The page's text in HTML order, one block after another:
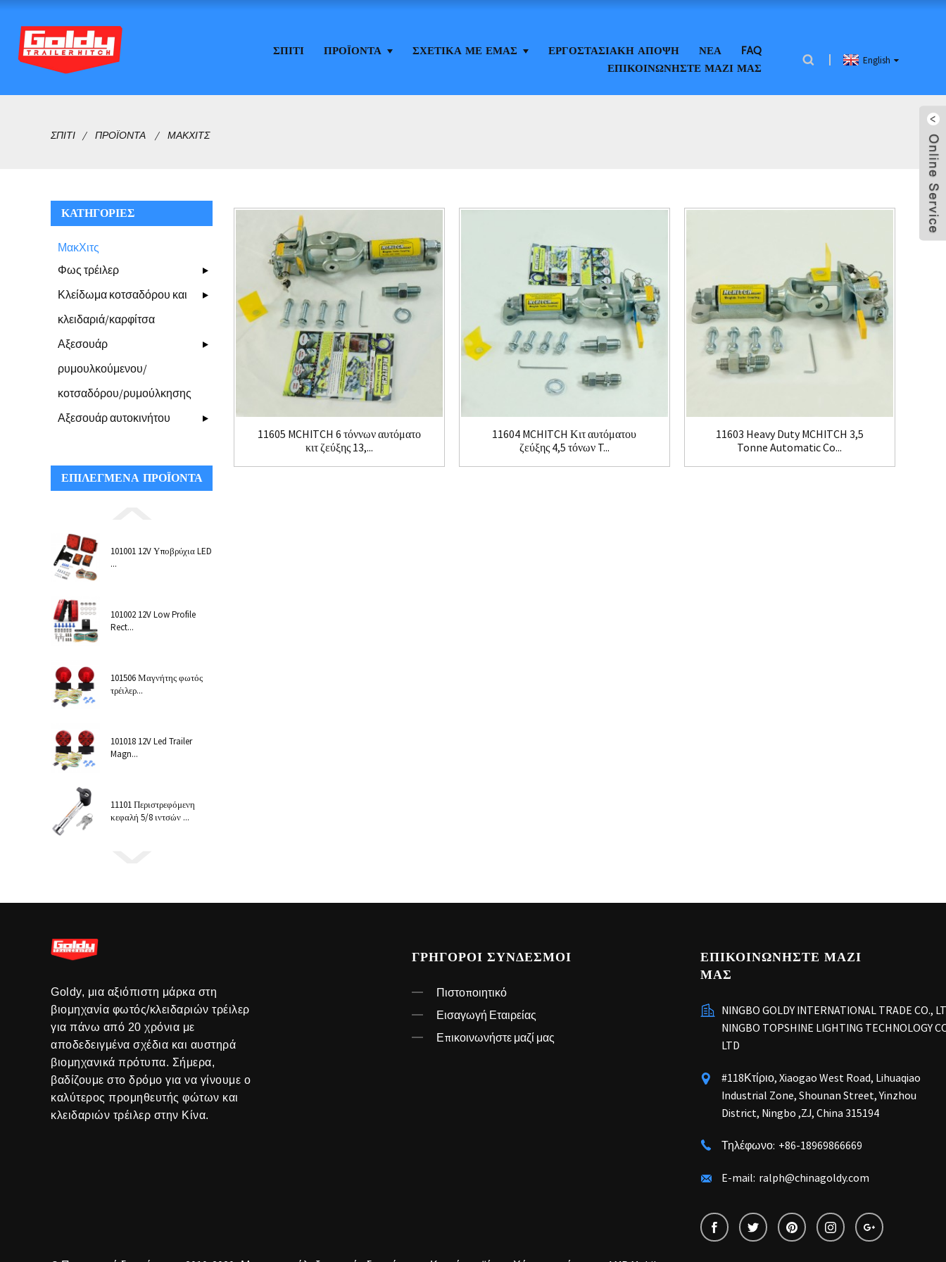
ΣΠΊΤΙ ΠΡΟΪΌΝΤΑ ΣΧΕΤΙΚΆ ΜΕ ΕΜΆΣ ΕΡΓΟΣΤΑΣΙΑΚΉ ΆΠΟΨΗ ΝΈΑ
FAQ
ΕΠΙΚΟΙΝΩΝΉΣΤΕ ΜΑΖΊ ΜΑΣ
English
ΣΠΊΤΙ ΠΡΟΪΌΝΤΑ ΜΑΚΧΙΤΣ
ΚΑΤΗΓΟΡΊΕΣ
ΜακΧιτς
Φως τρέιλερ
Κλείδωμα κοτσαδόρου και
κλειδαριά/καρφίτσα
Αξεσουάρ
ρυμουλκούμενου/
κοτσαδόρου/ρυμούλκησης
Αξεσουάρ αυτοκινήτου
ΕΠΙΛΕΓΜΈΝΑ ΠΡΟΪΌΝΤΑ
101001 12V Υποβρύχια LED
...
101002 12V Low Profile
Rect...
101506 Μαγνήτης φωτός
τρέιλερ...
101018 12V Led Trailer
Magn...
11101 Περιστρεφόμενη
κεφαλή 5/8 ιντσών ...
11605 MCHITCH 6 τόννων αυτόματο
κιτ ζεύξης 13,...
11604 MCHITCH Κιτ αυτόματου
ζεύξης 4,5 τόνων T...
11603 Heavy Duty MCHITCH 3,5
Tonne Automatic Co...
Goldy, μια αξιόπιστη μάρκα στη
βιομηχανία φωτός/κλειδαριών τρέιλερ
για πάνω από 20 χρόνια με
αποδεδειγμένα σχέδια και αυστηρά
βιομηχανικά πρότυπα. Σήμερα,
βαδίζουμε στο δρόμο για να γίνουμε ο
καλύτερος προμηθευτής φώτων και
κλειδαριών τρέιλερ στην Κίνα.
ΓΡΉΓΟΡΟΙ ΣΎΝΔΕΣΜΟΙ
Πιστοποιητικό
Εισαγωγή Εταιρείας
Επικοινωνήστε μαζί μας
ΕΠΙΚΟΙΝΩΝΗΣΤΕ ΜΑΖΙ
ΜΑΣ
NINGBO GOLDY INTERNATIONAL TRADE CO.,
NINGBO TOPSHINE LIGHTING TECHNOLOGY
LTD
#118Κτίριο, Xiaogao West Road, Lihuaqiao
Industrial Zone, Shounan Street, Yinzhou
District, Ningbo ,ZJ, China 315194
Τηλέφωνο: +86-18969866669
E-mail: ralph@chinagoldy.com